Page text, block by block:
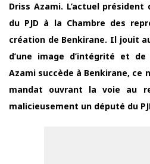
Driss Azami. L’actuel
du PJD à la Chambre des
création de Benkirane. Il jouit
d’une image d’intégrité et
Azami succède à Benkirane, ce
mandat ouvrant la voie au
malicieusement un député du